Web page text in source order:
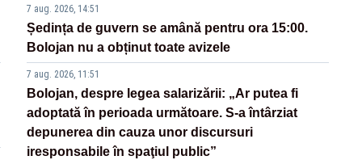
7 aug. 2026, 14:51
Ședința de guvern se amână pentru ora 15:00.
Bolojan nu a obținut toate avizele
7 aug. 2026, 11:51
Bolojan, despre legea salarizării: „Ar putea fi
adoptată în perioada următoare. S-a întârziat
depunerea din cauza unor discursuri
iresponsabile în spaţiul public”